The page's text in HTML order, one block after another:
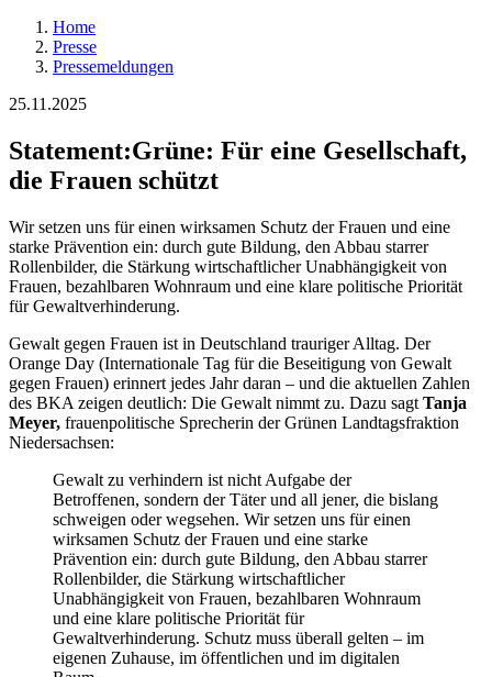
Home
Presse
Pressemeldungen
25.11.2025
Statement:Grüne: Für eine Gesellschaft,
die Frauen schützt
Wir setzen uns für einen wirksamen Schutz der Frauen und eine
starke Prävention ein: durch gute Bildung, den Abbau starrer
Rollenbilder, die Stärkung wirtschaftlicher Unabhängigkeit von
Frauen, bezahlbaren Wohnraum und eine klare politische Priorität
für Gewaltverhinderung.
Gewalt gegen Frauen ist in Deutschland trauriger Alltag. Der
Orange Day (Internationale Tag für die Beseitigung von Gewalt
gegen Frauen) erinnert jedes Jahr daran – und die aktuellen Zahlen
des BKA zeigen deutlich: Die Gewalt nimmt zu. Dazu sagt Tanja
Meyer, frauenpolitische Sprecherin der Grünen Landtagsfraktion
Niedersachsen:
Gewalt zu verhindern ist nicht Aufgabe der
Betroffenen, sondern der Täter und all jener, die bislang
schweigen oder wegsehen. Wir setzen uns für einen
wirksamen Schutz der Frauen und eine starke
Prävention ein: durch gute Bildung, den Abbau starrer
Rollenbilder, die Stärkung wirtschaftlicher
Unabhängigkeit von Frauen, bezahlbaren Wohnraum
und eine klare politische Priorität für
Gewaltverhinderung. Schutz muss überall gelten – im
eigenen Zuhause, im öffentlichen und im digitalen